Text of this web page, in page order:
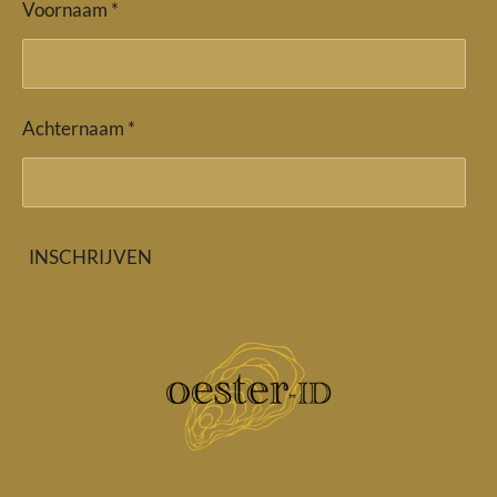
Voornaam *
Achternaam *
INSCHRIJVEN